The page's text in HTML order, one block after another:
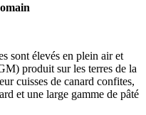
sont élevés en plein air et
produit sur les terres de la
cuisses de canard confites,
et une large gamme de pâté